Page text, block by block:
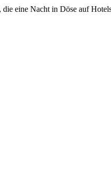
eine Nacht in Döse auf